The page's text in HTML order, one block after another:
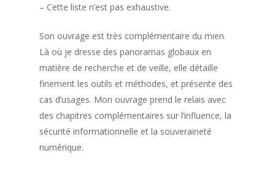
– Cette liste n’est pas exhaustive.
Son ouvrage est très complémentaire du mien.
Là où je dresse des panoramas globaux en
matière de recherche et de veille, elle détaille
finement les outils et méthodes, et présente des
cas d’usages. Mon ouvrage prend le relais avec
des chapitres complémentaires sur l’influence, la
sécurité informationnelle et la souveraineté
numérique.